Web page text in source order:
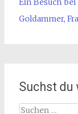
Ein Besuch bei
Goldammer,
Suchst du
Suche